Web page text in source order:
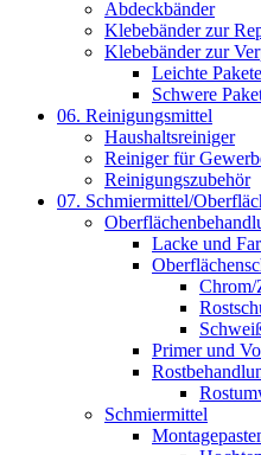
Abdeckbänder
Klebebänder zur
Klebebänder zur
Leichte Pakete
Schwere
06. Reinigungsmittel
Haushaltsreiniger
Reiniger für
Reinigungszubehör
07. Schmiermittel/
Lacke und
Primer und
Schmiermittel